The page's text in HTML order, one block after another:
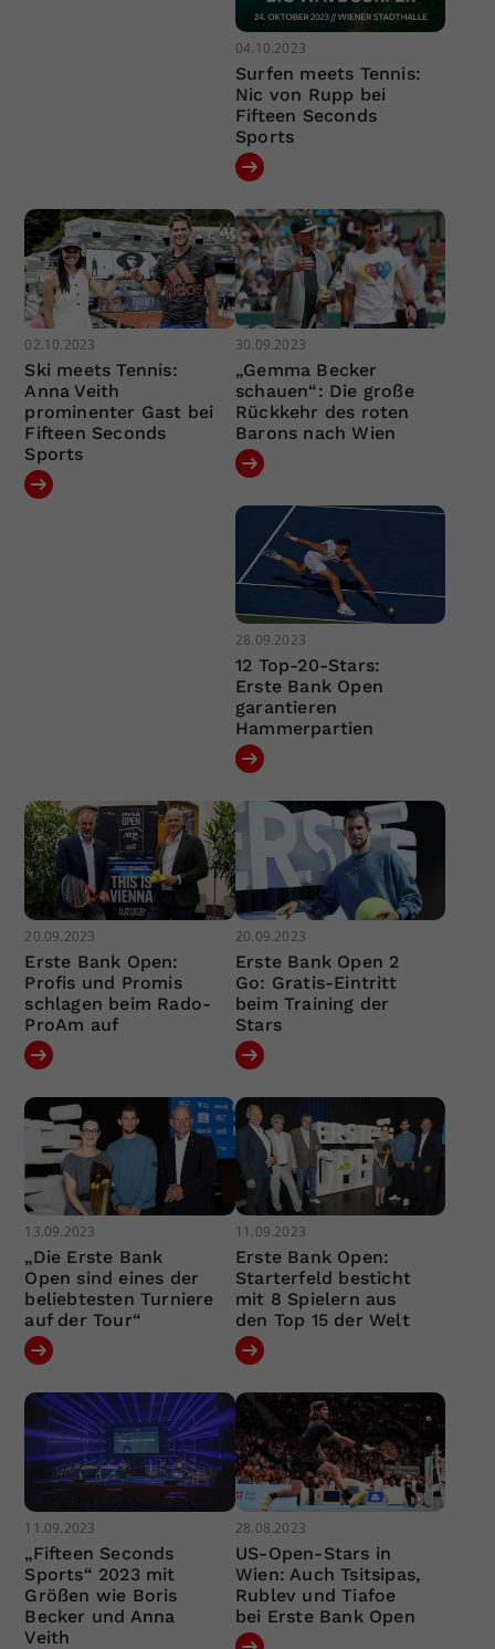
04.10.2023
Surfen meets Tennis:
Nic von Rupp bei
Fifteen Seconds
Sports
02.10.2023
Ski meets Tennis:
Anna Veith
prominenter Gast bei
Fifteen Seconds
Sports
30.09.2023
„Gemma Becker
schauen“: Die große
Rückkehr des roten
Barons nach Wien
28.09.2023
12 Top-20-Stars:
Erste Bank Open
garantieren
Hammerpartien
20.09.2023
Erste Bank Open:
Profis und Promis
schlagen beim Rado-
ProAm auf
20.09.2023
Erste Bank Open 2
Go: Gratis-Eintritt
beim Training der
Stars
13.09.2023
„Die Erste Bank
Open sind eines der
beliebtesten Turniere
auf der Tour“
11.09.2023
Erste Bank Open:
Starterfeld besticht
mit 8 Spielern aus
den Top 15 der Welt
11.09.2023
„Fifteen Seconds
Sports“ 2023 mit
Größen wie Boris
Becker und Anna
Veith
28.08.2023
US-Open-Stars in
Wien: Auch Tsitsipas,
Rublev und Tiafoe
bei Erste Bank Open